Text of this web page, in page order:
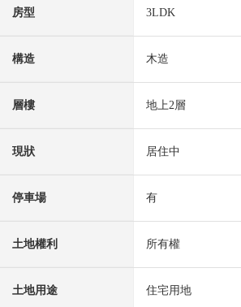
房型 3LDK
構造 木造
層樓 地上2層
現狀 居住中
停車場 有
土地權利 所有權
土地用途 住宅用地